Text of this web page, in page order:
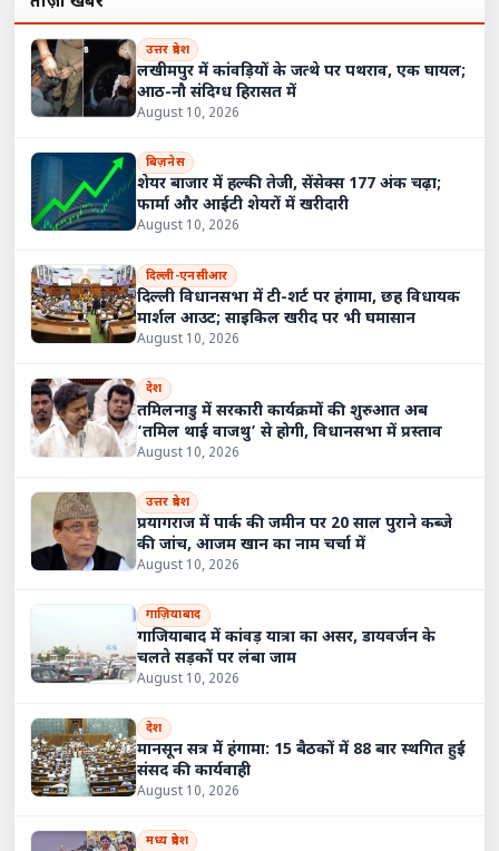
उत्तर प्रदेश
लखीमपुर में कांवड़ियों के जत्थे पर पथराव, एक घायल;
आठ-नौ संदिग्ध हिरासत में
August 10, 2026
बिज़नेस
शेयर बाजार में हल्की तेजी, सेंसेक्स 177 अंक चढ़ा;
फार्मा और आईटी शेयरों में खरीदारी
August 10, 2026
दिल्ली-एनसीआर
दिल्ली विधानसभा में टी-शर्ट पर हंगामा, छह विधायक
मार्शल आउट; साइकिल खरीद पर भी घमासान
August 10, 2026
देश
तमिलनाडु में सरकारी कार्यक्रमों की शुरुआत अब
‘तमिल थाई वाजथु’ से होगी, विधानसभा में प्रस्ताव
August 10, 2026
उत्तर प्रदेश
प्रयागराज में पार्क की जमीन पर 20 साल पुराने कब्जे
की जांच, आजम खान का नाम चर्चा में
August 10, 2026
गाज़ियाबाद
गाजियाबाद में कांवड़ यात्रा का असर, डायवर्जन के
चलते सड़कों पर लंबा जाम
August 10, 2026
देश
मानसून सत्र में हंगामा: 15 बैठकों में 88 बार स्थगित हुई
संसद की कार्यवाही
August 10, 2026
मध्य प्रदेश